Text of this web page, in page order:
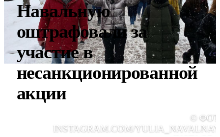
Навальную
оштрафовали за
участие в
несанкционированной
акции
©
INSTAGRAM.COM/